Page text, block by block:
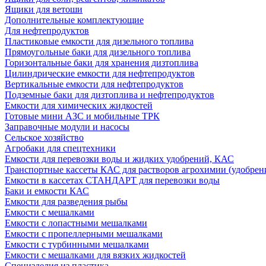
Ящики для ветоши
Дополнительные комплектующие
Для нефтепродуктов
Пластиковые емкости для дизельного топлива
Прямоугольные баки для дизельного топлива
Горизонтальные баки для хранения дизтоплива
Цилиндрические емкости для нефтепродуктов
Вертикальные емкости для нефтепродуктов
Подземные баки для дизтоплива и нефтепродуктов
Емкости для химических жидкостей
Готовые мини АЗС и мобильные ТРК
Заправочные модули и насосы
Сельское хозяйство
Агробаки для спецтехники
Емкости для перевозки воды и жидких удобрений, КАС
Транспортные кассеты КАС для растворов агрохимии
Емкости в кассетах СТАНДАРТ для перевозки воды
Баки и емкости КАС
Емкости для разведения рыбы
Емкости с мешалками
Емкости с лопастными мешалками
Емкости с пропеллерными мешалками
Емкости с турбинными мешалками
Емкости с мешалками для вязких жидкостей